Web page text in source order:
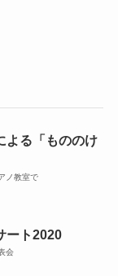
よる「もののけ
ノ教室で
ート2020
会